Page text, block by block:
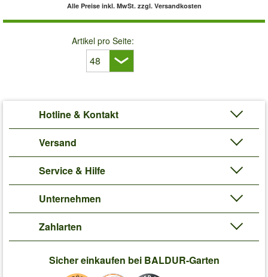
Alle Preise inkl. MwSt. zzgl. Versandkosten
Artikel pro Seite:
Hotline & Kontakt
Versand
Service & Hilfe
Unternehmen
Zahlarten
Sicher einkaufen bei BALDUR-Garten